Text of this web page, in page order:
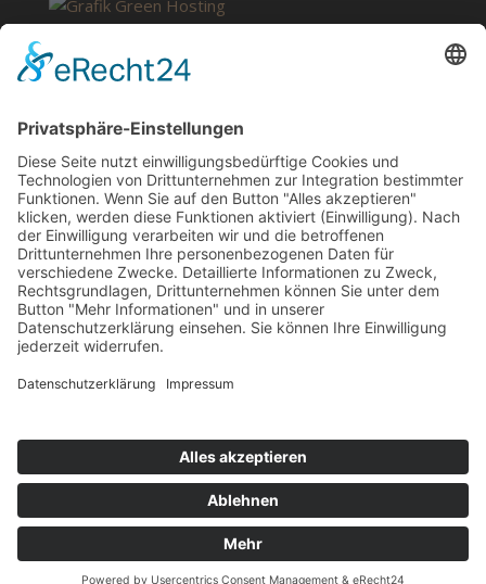
SERVICE
Glossar
Vertrag widerrufen
Barrierefreiheit
Jugendschutz
AGB
Impressum
Copyright © 2026 ARISTA Kaffeerösterei – Ulrike
Ohler. Alle Rechte vorbehalten.